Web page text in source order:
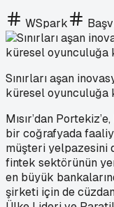
WSpark
Sınırları aşan
küresel oyunculuğa
Mısır’dan
bir coğrafyada
müşteri yelpazesini
fintek sektörünün
en büyük
şirketi için de